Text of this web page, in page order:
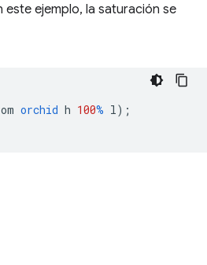
este ejemplo, la saturación se
orchid h 100% l );